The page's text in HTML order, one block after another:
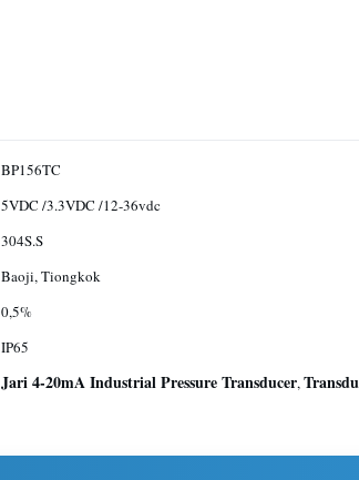
BP156TC
5VDC /3.3VDC /12-36vdc
304S.S
Baoji, Tiongkok
0,5%
IP65
Jari 4-20mA Industrial Pressure Transducer,